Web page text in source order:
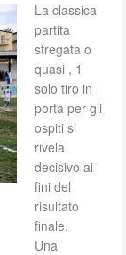
La classica
partita
stregata o
quasi , 1
solo tiro in
porta per gli
ospiti si
rivela
decisivo ai
fini del
risultato
finale.
Una